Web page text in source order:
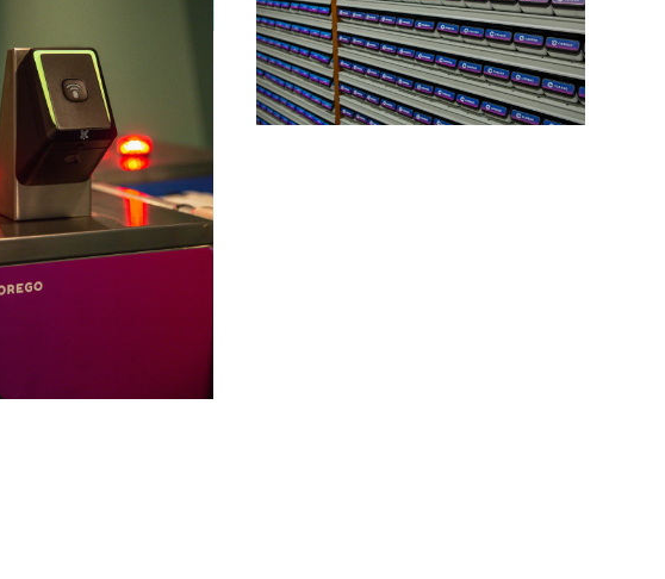
7031 Trondheim
20459 Hamburg